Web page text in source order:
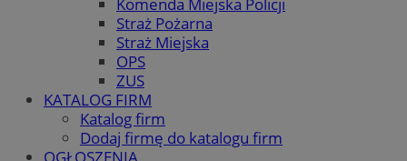
Straż Pożarna
Straż Miejska
OPS
ZUS
KATALOG FIRM
Katalog firm
Dodaj firmę do katalogu firm